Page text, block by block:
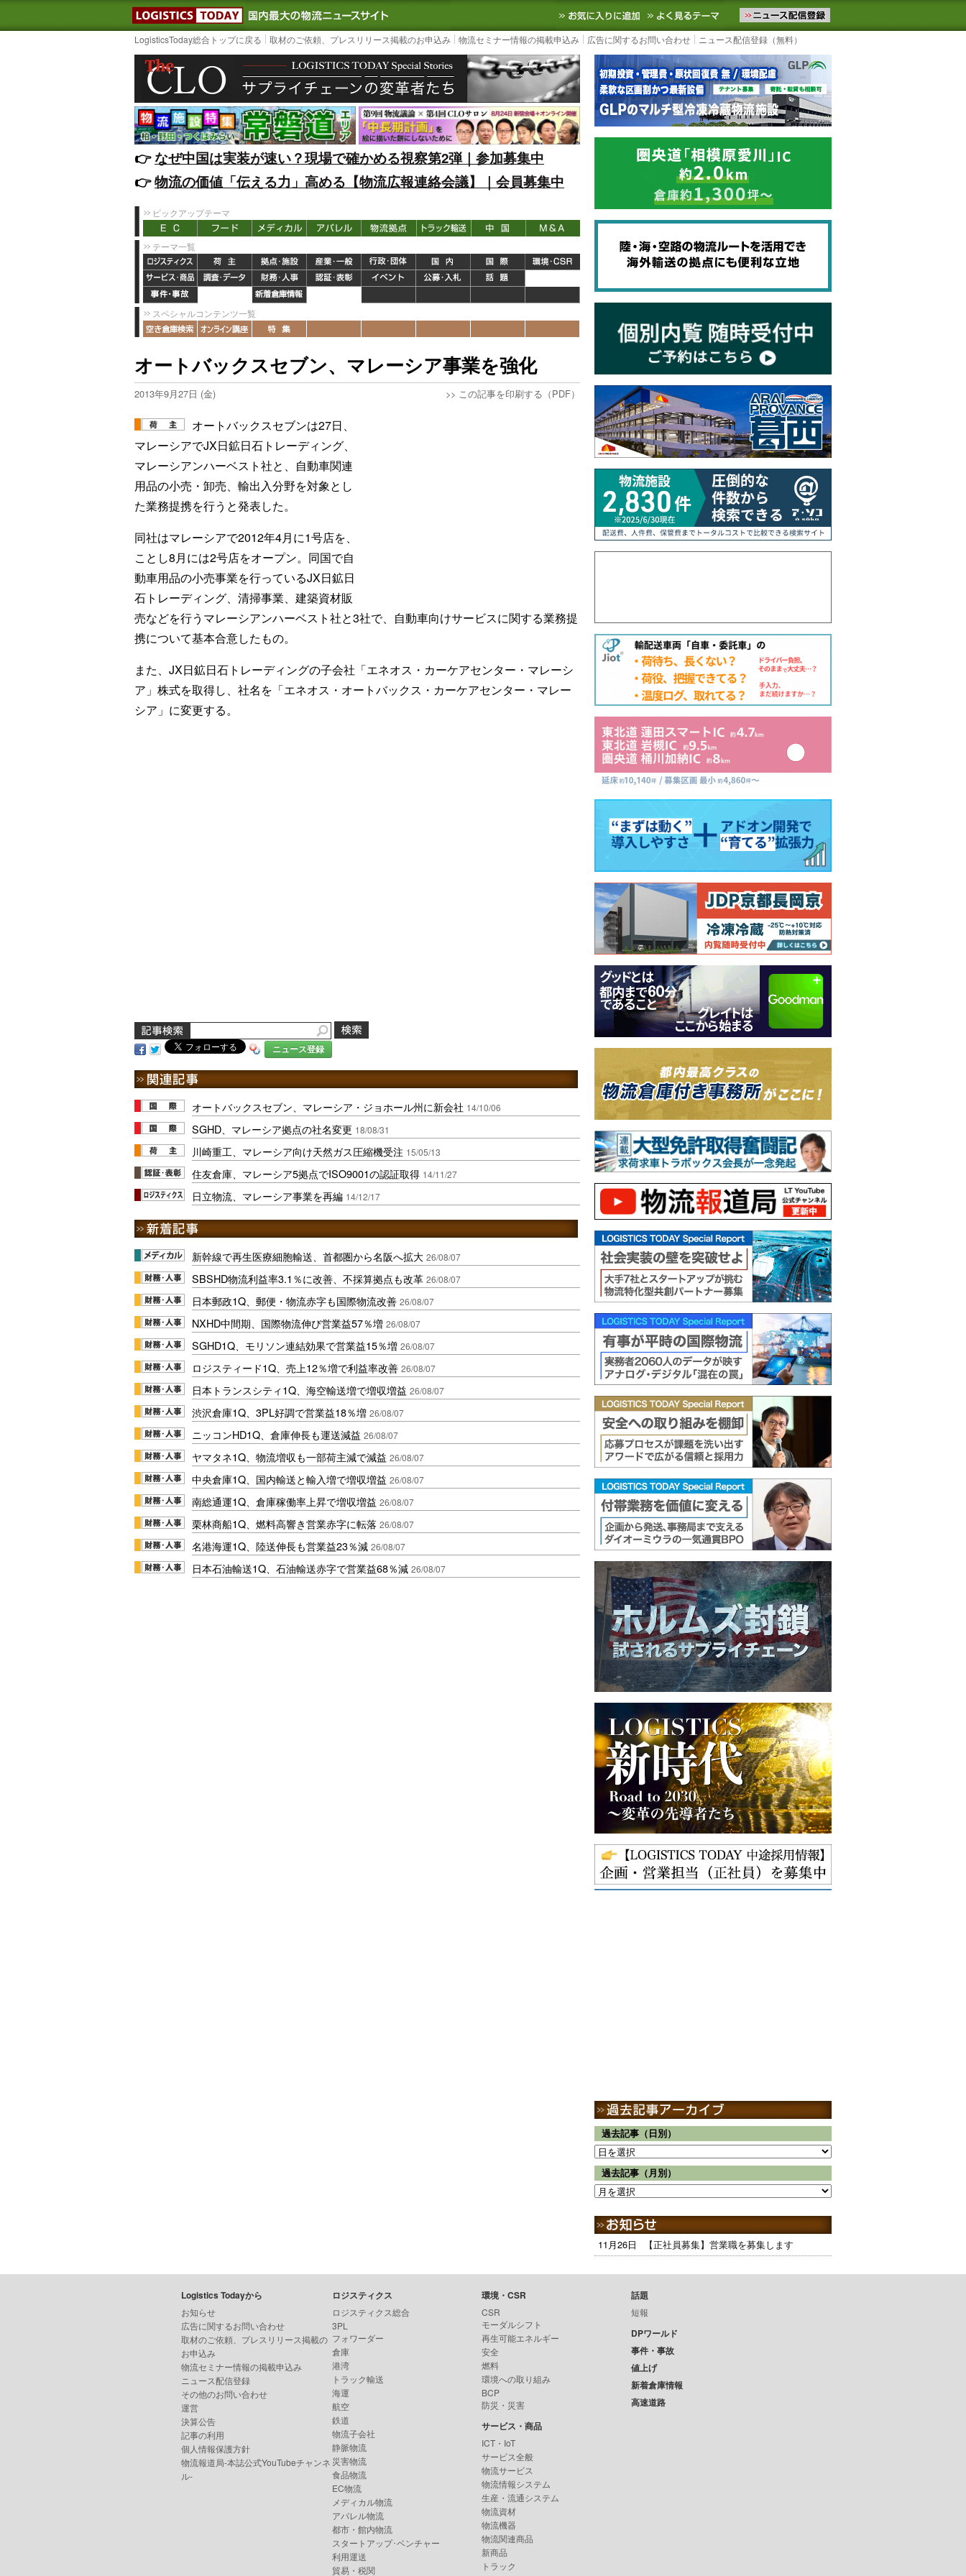
LOGISTICS TODAY｜国内最大の物流ニュースサイト3PL, SCMなど国内外の最新の物流ニュースをお届けします。物流ニュースメール配信を登録す
お気に入りに追加 よく見るテーマ
LogisticsToday総合トップに戻る 取材のご依頼、プレスリリース掲載のお申込み 物流セミナー情報の掲載申込み 広告に関するお問い合わせ ニュース配信登録（無料）
👉️なぜ中国は実装が速い？現場で確かめる視察第2弾｜参加募集中
👉️物流の価値「伝える力」高める【物流広報連絡会議】｜会員募集中
ピックアップテーマ
テーマ一覧
スペシャルコンテンツ一覧
オートバックスセブン、マレーシア事業を強化
2013年9月27日 (金) >> この記事を印刷する（PDF）
オートバックスセブンは27日、
マレーシアでJX日鉱日石トレーディング、
マレーシアンハーベスト社と、自動車関連
用品の小売・卸売、輸出入分野を対象とし
た業務提携を行うと発表した。
同社はマレーシアで2012年4月に1号店を、
ことし8月には2号店をオープン。同国で自
動車用品の小売事業を行っているJX日鉱日
石トレーディング、清掃事業、建築資材販
売などを行うマレーシアンハーベスト社と3社で、自動車向けサービスに関する業務提
携について基本合意したもの。
また、JX日鉱日石トレーディングの子会社「エネオス・カーケアセンター・マレーシ
ア」株式を取得し、社名を「エネオス・オートバックス・カーケアセンター・マレー
シア」に変更する。
ニュース登録
オートバックスセブン、マレーシア・ジョホール州に新会社 14/10/06
SGHD、マレーシア拠点の社名変更 18/08/31
川崎重工、マレーシア向け天然ガス圧縮機受注 15/05/13
住友倉庫、マレーシア5拠点でISO9001の認証取得 14/11/27
日立物流、マレーシア事業を再編 14/12/17
新幹線で再生医療細胞輸送、首都圏から名阪へ拡大 26/08/07
SBSHD物流利益率3.1％に改善、不採算拠点も改革 26/08/07
日本郵政1Q、郵便・物流赤字も国際物流改善 26/08/07
NXHD中間期、国際物流伸び営業益57％増 26/08/07
SGHD1Q、モリソン連結効果で営業益15％増 26/08/07
ロジスティード1Q、売上12％増で利益率改善 26/08/07
日本トランスシティ1Q、海空輸送増で増収増益 26/08/07
渋沢倉庫1Q、3PL好調で営業益18％増 26/08/07
ニッコンHD1Q、倉庫伸長も運送減益 26/08/07
ヤマタネ1Q、物流増収も一部荷主減で減益 26/08/07
中央倉庫1Q、国内輸送と輸入増で増収増益 26/08/07
南総通運1Q、倉庫稼働率上昇で増収増益 26/08/07
栗林商船1Q、燃料高響き営業赤字に転落 26/08/07
名港海運1Q、陸送伸長も営業益23％減 26/08/07
日本石油輸送1Q、石油輸送赤字で営業益68％減 26/08/07
過去記事（日別）
過去記事（月別）
11月26日 【正社員募集】営業職を募集します
Logistics Todayから
お知らせ
広告に関するお問い合わせ
取材のご依頼、プレスリリース掲載の
お申込み
物流セミナー情報の掲載申込み
ニュース配信登録
その他のお問い合わせ
運営
決算公告
記事の利用
個人情報保護方針
物流報道局-本誌公式YouTubeチャンネ
ル-
ロジスティクス
ロジスティクス総合
3PL
フォワーダー
倉庫
港湾
トラック輸送
海運
航空
鉄道
物流子会社
静脈物流
災害物流
食品物流
EC物流
メディカル物流
アパレル物流
都市・館内物流
スタートアップ･ベンチャー
利用運送
貿易・税関
環境・CSR
CSR
モーダルシフト
再生可能エネルギー
安全
燃料
環境への取り組み
BCP
防災・災害
サービス・商品
ICT・IoT
サービス全般
物流サービス
物流情報システム
生産・流通システム
物流資材
物流機器
物流関連商品
新商品
トラック
話題
短報
DPワールド
事件・事故
値上げ
新着倉庫情報
高速道路